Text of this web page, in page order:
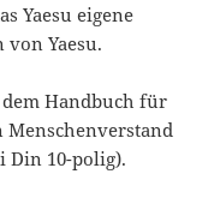
Yaesu eigene
von Yaesu.
Handbuch für
Menschenverstand
10-polig).